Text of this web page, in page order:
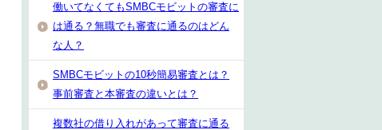
働いてなくてもSMBCモビットの審査に
は通る？無職でも審査に通るのはどん
な人？
SMBCモビットの10秒簡易審査とは？
事前審査と本審査の違いとは？
複数社の借り入れがあって審査に通る